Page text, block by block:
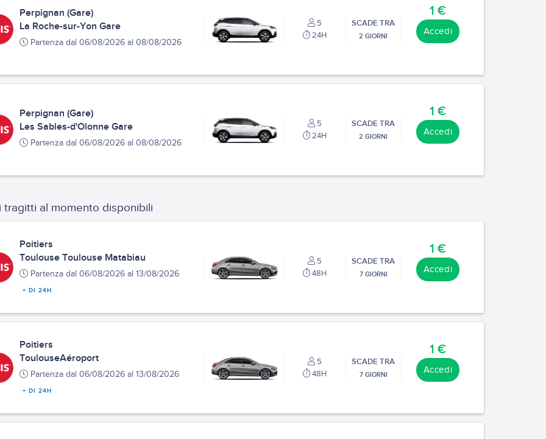
Perpignan (Gare)
La Roche-sur-Yon Gare
Partenza dal 06/08/2026 al 08/08/2026
5
24H
SCADE TRA
2 GIORNI
1 €
Accedi
Perpignan (Gare)
Les Sables-d'Olonne Gare
Partenza dal 06/08/2026 al 08/08/2026
5
24H
SCADE TRA
2 GIORNI
1 €
Accedi
al momento disponibili
Poitiers
Toulouse Toulouse Matabiau
Partenza dal 06/08/2026 al 13/08/2026
+ DI 24H
5
48H
SCADE TRA
7 GIORNI
1 €
Accedi
Poitiers
ToulouseAéroport
Partenza dal 06/08/2026 al 13/08/2026
+ DI 24H
5
48H
SCADE TRA
7 GIORNI
1 €
Accedi